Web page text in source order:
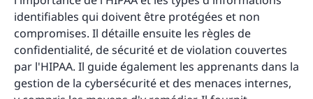
identifiables qui doivent être protégées et non
compromises. Il détaille ensuite les règles de
confidentialité, de sécurité et de violation couvertes
par l'HIPAA. Il guide également les apprenants dans la
gestion de la cybersécurité et des menaces internes,